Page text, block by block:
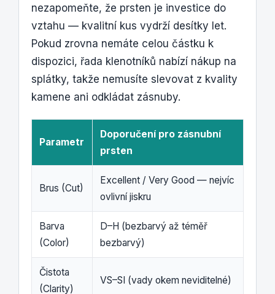
nezapomeňte, že prsten je investice do
vztahu — kvalitní kus vydrží desítky let.
Pokud zrovna nemáte celou částku k
dispozici, řada klenotníků nabízí nákup na
splátky, takže nemusíte slevovat z kvality
kamene ani odkládat zásnuby.
Parametr
Doporučení pro zásnubní
prsten
Brus (Cut)
Excellent / Very Good — nejvíc
ovlivní jiskru
Barva
(Color)
D–H (bezbarvý až téměř
bezbarvý)
Čistota
(Clarity)
VS–SI (vady okem neviditelné)